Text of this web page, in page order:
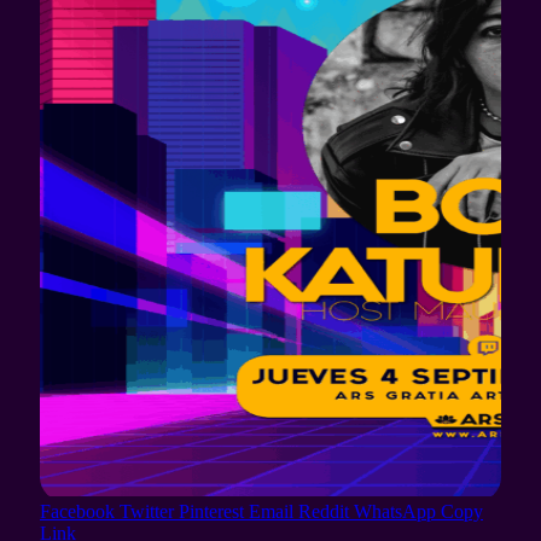
Facebook Twitter Pinterest Email Reddit WhatsApp Copy
Link